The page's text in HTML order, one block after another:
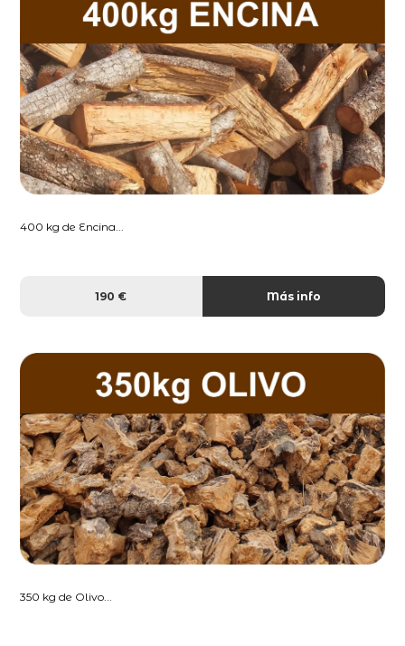
400 kg de Encina...
190 € Más info
350 kg de Olivo...